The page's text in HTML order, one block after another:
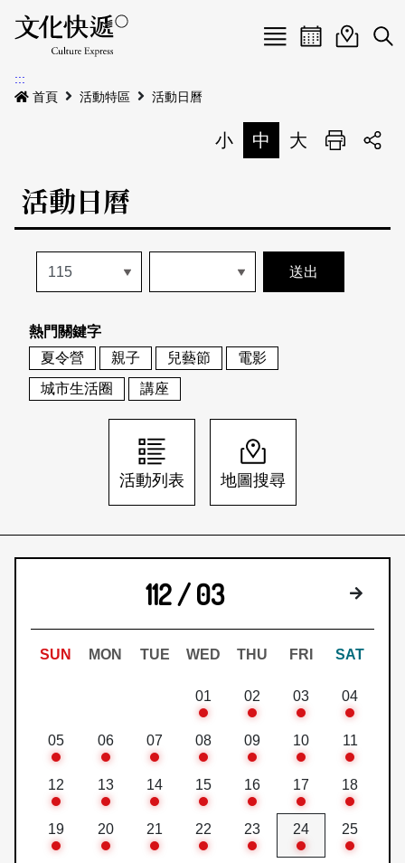
Menu
最新公告
本期專題
歷史專題
活動特區
活動列表
地圖搜尋
關於我們
關於我們
刊物索取地點
會員基本資料
刊登活動
網站導覽 English
日本語 登入/註冊
活動日曆活動地圖
展
:::
首頁
活動特區 活動日曆
小 中 大 列印
活動日曆
熱門關鍵字
夏令營
親子 兒藝節
電影
城市生活圈
講座
活動列表 地圖搜尋
112 / 03 下個月
SUN MON TUE WED THU FRI SAT
01 02 03 04
05 06 07 08 09 10 11
12 13 14 15 16 17 18
19 20 21 22 23 24 25